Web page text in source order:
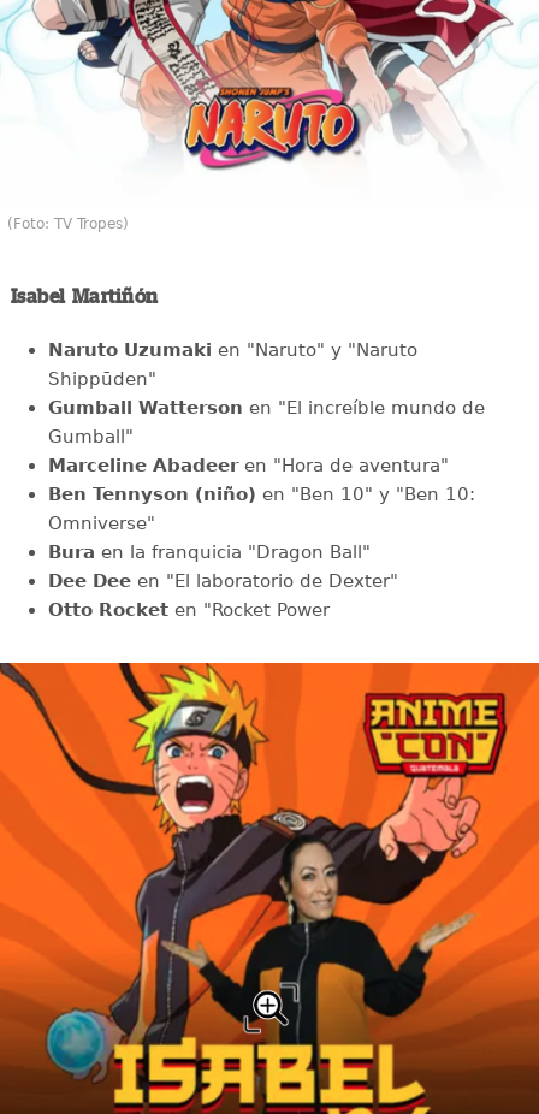
(Foto: TV Tropes)
Isabel Martiñón
Naruto Uzumaki en "Naruto" y "Naruto
Shippūden"
Gumball Watterson en "El increíble mundo de
Gumball"
Marceline Abadeeren "Hora de aventura"
Ben Tennyson (niño) en "Ben 10" y "Ben 10:
Omniverse"
Bura en la franquicia "Dragon Ball"
Dee Dee en "El laboratorio de Dexter"
Otto Rocket en "Rocket Power